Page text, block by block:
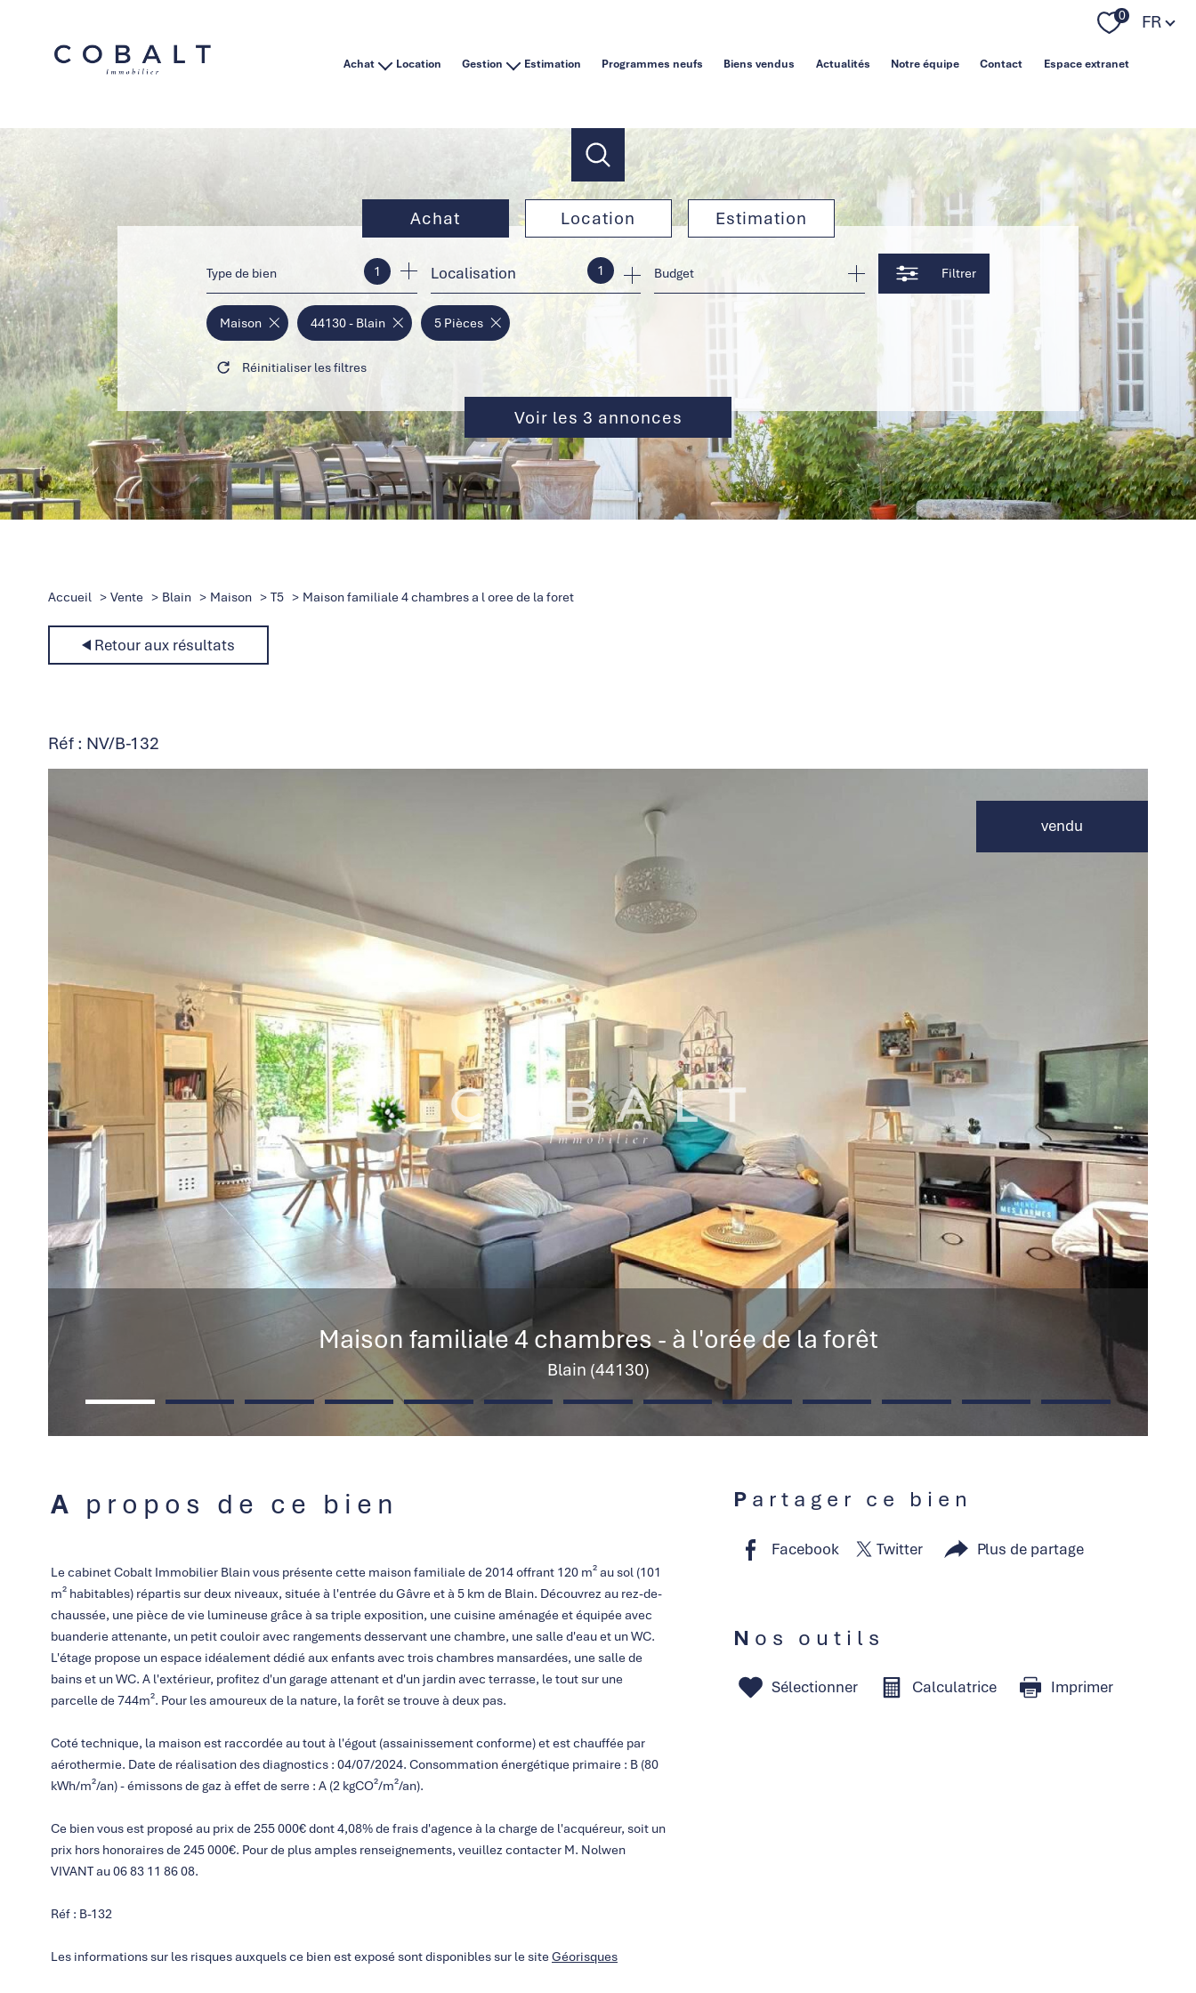
0 Langue
FR
Achat Location Gestion Estimation Programmes neufs Biens vendus Actualités Notre équipe Contact Espace extranet
Achat
de l'ancien
de l'immo pro
Location
à l'année
Estimation
Type de bien 1 1
Localisation Budget Filtrer
Voir les 3 annonces
Maison 44130 - Blain 5 Pièces
Réinitialiser les filtres
Accueil Vente Blain Maison T5 Maison familiale 4 chambres a l oree de la foret
Retour aux résultats
Réf : NV/B-132
vendu
Maison familiale 4 chambres - à l'orée de la forêt
Blain (44130)
A propos de ce bien
Le cabinet Cobalt Immobilier Blain vous présente cette maison familiale de 2014 offrant 120 m² au sol (101
m² habitables) répartis sur deux niveaux, située à l'entrée du Gâvre et à 5 km de Blain. Découvrez au rez-de-
chaussée, une pièce de vie lumineuse grâce à sa triple exposition, une cuisine aménagée et équipée avec
buanderie attenante, un petit couloir avec rangements desservant une chambre, une salle d'eau et un WC.
L'étage propose un espace idéalement dédié aux enfants avec trois chambres mansardées, une salle de
bains et un WC. A l'extérieur, profitez d'un garage attenant et d'un jardin avec terrasse, le tout sur une
parcelle de 744m². Pour les amoureux de la nature, la forêt se trouve à deux pas.
Coté technique, la maison est raccordée au tout à l'égout (assainissement conforme) et est chauffée par
aérothermie. Date de réalisation des diagnostics : 04/07/2024. Consommation énergétique primaire : B (80
kWh/m²/an) - émissons de gaz à effet de serre : A (2 kgCO²/m²/an).
Ce bien vous est proposé au prix de 255 000€ dont 4,08% de frais d'agence à la charge de l'acquéreur, soit un
prix hors honoraires de 245 000€. Pour de plus amples renseignements, veuillez contacter M. Nolwen
VIVANT au 06 83 11 86 08.
Réf : B-132
Les informations sur les risques auxquels ce bien est exposé sont disponibles sur le site Géorisques
Partager ce bien
Facebook Twitter Plus de partage
Nos outils
Sélectionner Calculatrice Imprimer